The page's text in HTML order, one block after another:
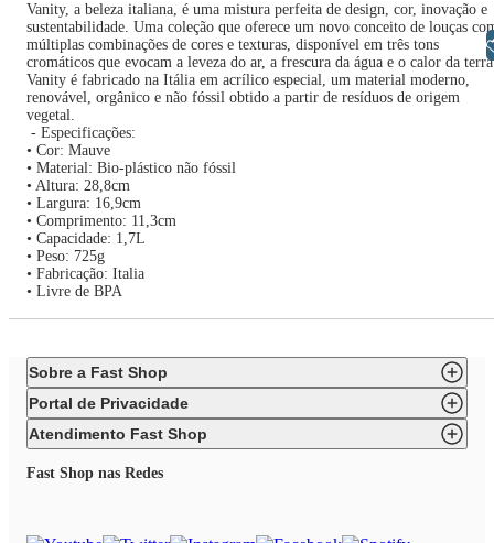
Vanity, a beleza italiana, é uma mistura perfeita de design, cor, inovação e
sustentabilidade. Uma coleção que oferece um novo conceito de louças
múltiplas combinações de cores e texturas, disponível em três tons
cromáticos que evocam a leveza do ar, a frescura da água e o calor da
Vanity é fabricado na Itália em acrílico especial, um material moderno,
renovável, orgânico e não fóssil obtido a partir de resíduos de origem
vegetal.
- Especificações:
• Cor: Mauve
• Material: Bio-plástico não fóssil
• Altura: 28,8cm
• Largura: 16,9cm
• Comprimento: 11,3cm
• Capacidade: 1,7L
• Peso: 725g
• Fabricação: Italia
• Livre de BPA
Sobre a Fast Shop
Portal de Privacidade
Atendimento Fast Shop
Fast Shop nas Redes
Libras